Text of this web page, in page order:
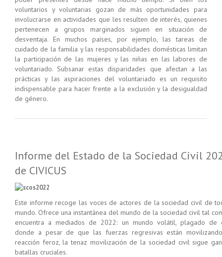
voluntarios y voluntarias gozan de más oportunidades para
involucrarse en actividades que les resulten de interés, quienes
pertenecen a grupos marginados siguen en situación de
desventaja. En muchos países, por ejemplo, las tareas de
cuidado de la familia y las responsabilidades domésticas limitan
la participación de las mujeres y las niñas en las labores de
voluntariado. Subsanar estas disparidades que afectan a las
prácticas y las aspiraciones del voluntariado es un requisito
indispensable para hacer frente a la exclusión y la desigualdad
de género.
Informe del Estado de la Sociedad Civil
de CIVICUS
Este informe recoge las voces de actores de la sociedad civil de
mundo. Ofrece una instantánea del mundo de la sociedad civil tal
encuentra a mediados de 2022: un mundo volátil, plagado de
donde a pesar de que las fuerzas regresivas están
reacción feroz, la tenaz movilización de la sociedad civil sigue
batallas cruciales.